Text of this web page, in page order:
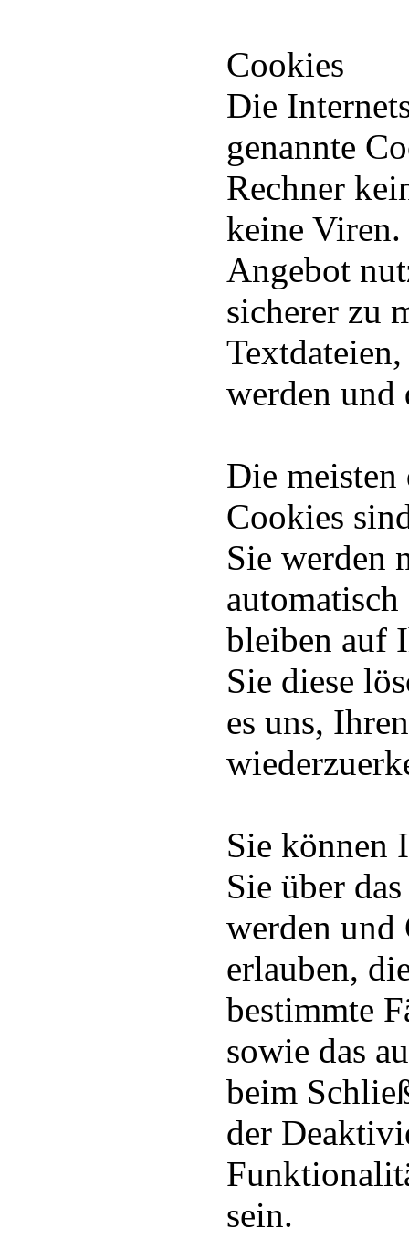
Cookies
Die
genannte
Rechner
keine Viren.
Angebot
sicherer zu
werden und
Die meisten
Cookies
Sie werden
bleiben auf
Sie diese
es uns,
Sie können
Sie über
werden
erlauben,
bestimmte
sowie das
beim
der
sein.